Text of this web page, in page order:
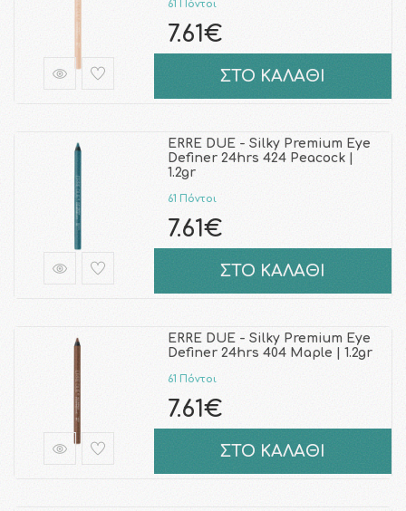
61 Πόντοι
7.61€
ΣΤΟ ΚΑΛΑΘΙ
ERRE DUE - Silky Premium Eye
Definer 24hrs 424 Peacock |
1.2gr
61 Πόντοι
7.61€
ΣΤΟ ΚΑΛΑΘΙ
ERRE DUE - Silky Premium Eye
Definer 24hrs 404 Maple | 1.2gr
61 Πόντοι
7.61€
ΣΤΟ ΚΑΛΑΘΙ